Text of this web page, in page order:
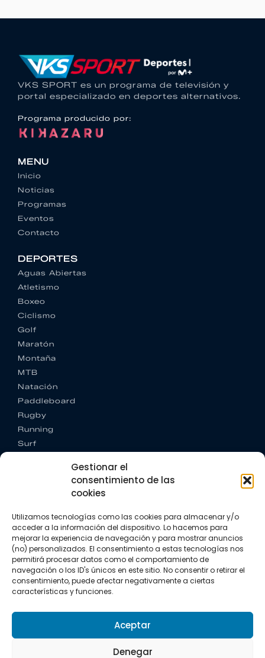
Gestionar el
consentimiento de las
cookies
Utilizamos tecnologías como las cookies para almacenar y/o
acceder a la información del dispositivo. Lo hacemos para
mejorar la experiencia de navegación y para mostrar anuncios
(no) personalizados. El consentimiento a estas tecnologías nos
permitirá procesar datos como el comportamiento de
navegación o los ID's únicos en este sitio. No consentir o retirar el
consentimiento, puede afectar negativamente a ciertas
características y funciones.
Aceptar
Denegar
VKS SPORT es un programa de televisión y
portal especializado en deportes alternativos.
Programa producido por:
MENU
Inicio
Noticias
Programas
Eventos
Contacto
DEPORTES
Aguas Abiertas
Atletismo
Boxeo
Ciclismo
Golf
Maratón
Montaña
MTB
Natación
Paddleboard
Rugby
Running
Surf
CONTACTO
+34 662 342 177
info@vkssport.com
SÍGUENOS
Política de privacidad
Política de cookies